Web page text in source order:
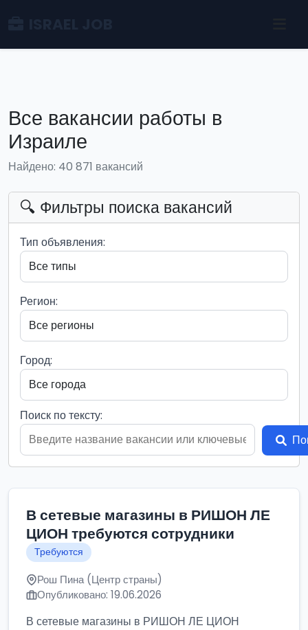
Все вакансии работы в
Израиле
Найдено: 40 871 вакансий
🔍 Фильтры поиска вакансий
Тип объявления:
Регион:
Город:
Поиск по тексту:
В сетевые магазины в РИШОН ЛЕ
ЦИОН требуются сотрудники
Требуются
Рош Пина (Центр страны)
Опубликовано: 19.06.2026
В сетевые магазины в РИШОН ЛЕ ЦИОН